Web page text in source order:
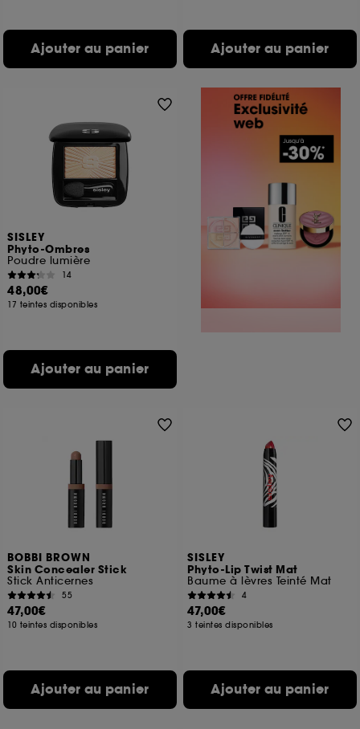
Ajouter au panier Ajouter au panier
SISLEY
Phyto-Ombres
Poudre lumière
14
48,00€
17 teintes disponibles
Ajouter au panier
BOBBI BROWN
Skin Concealer Stick
Stick Anticernes
55
47,00€
10 teintes disponibles
Ajouter au panier
SISLEY
Phyto-Lip Twist Mat
Baume à lèvres Teinté Mat
4
47,00€
3 teintes disponibles
Ajouter au panier